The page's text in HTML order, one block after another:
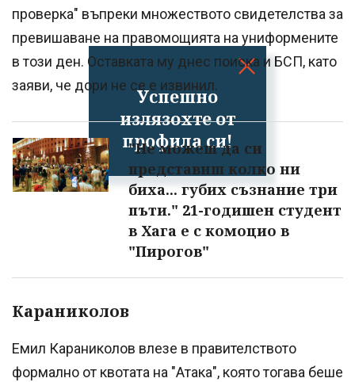
Успешно
излязохте от
профила си!
проверка" въпреки множеството свидетелства за
превишаване на правомощията на униформените
в този ден. Оставката му днес поиска и БСП, като
заяви, че дори не се е извинил.
"Не можеш да си
представиш колко ни
биха... губих съзнание три
пъти." 21-годишен студент
в Хага е с комоцио в
"Пирогов"
Караниколов
Емил Караниколов влезе в правителството
формално от квотата на "Атака", която тогава беше